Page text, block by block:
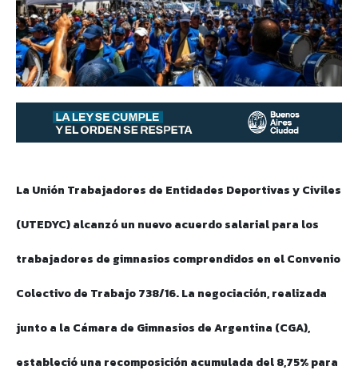
La Unión Trabajadores de Entidades Deportivas y Civiles
(UTEDYC) alcanzó un nuevo acuerdo salarial para los
trabajadores de gimnasios comprendidos en el Convenio
Colectivo de Trabajo 738/16. La negociación, realizada
junto a la Cámara de Gimnasios de Argentina (CGA),
estableció una recomposición acumulada del 8,75% para